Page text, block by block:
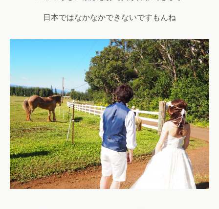
日本ではなかなかできないですもんね